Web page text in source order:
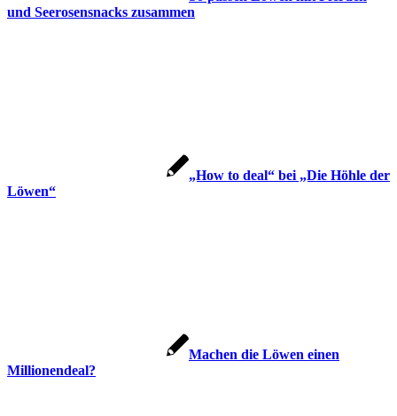
und Seerosensnacks zusammen
„How to deal“ bei „Die Höhle der
Löwen“
Machen die Löwen einen
Millionendeal?